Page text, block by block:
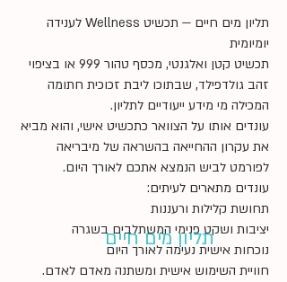
תליון מים חיים — תכשיט Wellness לענידה
יומיומית
תכשיט קטן ואלגנטי, מכסף טהור 999 או בציפוי
זהב גולדפילד, שבתוכו ליבת זכוכית חתומה
המכילה מי מידע ייעודיים לתליון.
עונדים אותו על הצוואר כתכשיט אישי, והוא מביא
את עקרון ההחייאה בהשראה של מיבריאה
לפורמט לביש הנמצא אתכם לאורך היום.
עונדים מתארים לעיתים:
תחושת קלילות ורעננות
יציבות ושקט פנימי המשתלבים בשגרה
נוכחות אישית נעימה לאורך היום
חוויית השימוש אישית ומשתנה מאדם לאדם.
תליון מים חיים